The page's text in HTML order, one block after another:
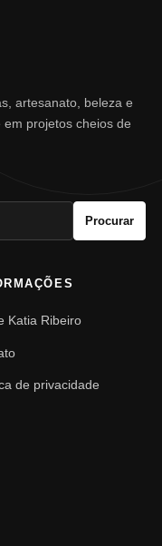
artesanato, beleza e
projetos cheios de
Procurar
Katia Ribeiro
de privacidade